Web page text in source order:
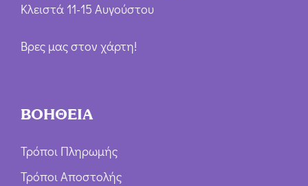
Κλειστά 11-15 Αυγούστου
Βρες μας στον χάρτη!
ΒΟΗΘΕΙΑ
Τρόποι Πληρωμής
Τρόποι Αποστολής